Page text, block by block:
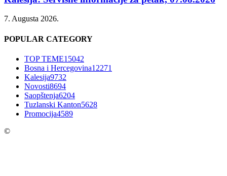
7. Augusta 2026.
POPULAR CATEGORY
TOP TEME15042
Bosna i Hercegovina12271
Kalesija9732
Novosti8694
Saopštenja6204
Tuzlanski Kanton5628
Promocija4589
©